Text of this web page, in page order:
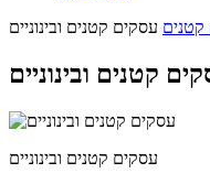
קטנים עסקים קטנים ובינוניים
קטנים ובינוניים
עסקים קטנים ובינוניים